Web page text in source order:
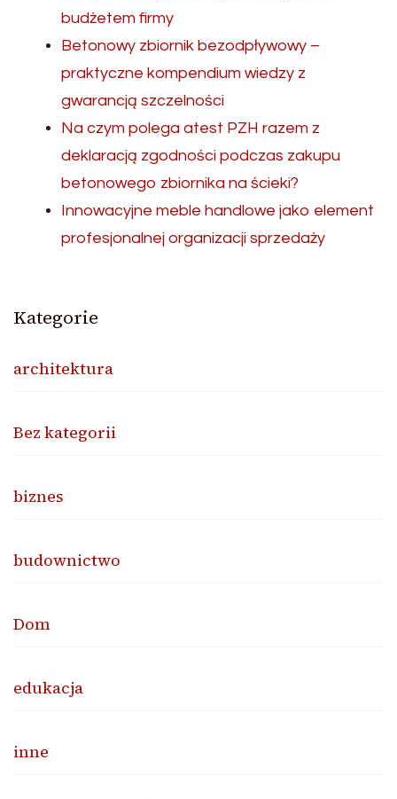
budżetem firmy
Betonowy zbiornik bezodpływowy –
praktyczne kompendium wiedzy z
gwarancją szczelności
Na czym polega atest PZH razem z
deklaracją zgodności podczas zakupu
betonowego zbiornika na ścieki?
Innowacyjne meble handlowe jako element
profesjonalnej organizacji sprzedaży
Kategorie
architektura
Bez kategorii
biznes
budownictwo
Dom
edukacja
inne